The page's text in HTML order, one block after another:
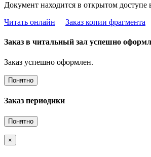
Документ находится в открытом
Читать онлайн
Заказ копии фрагмента
Заказ в читальный зал успешно
Заказ успешно оформлен.
Понятно
Заказ периодики
Понятно
×